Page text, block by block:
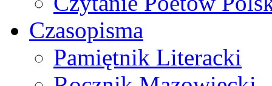
Czasopisma
Pamiętnik Literacki